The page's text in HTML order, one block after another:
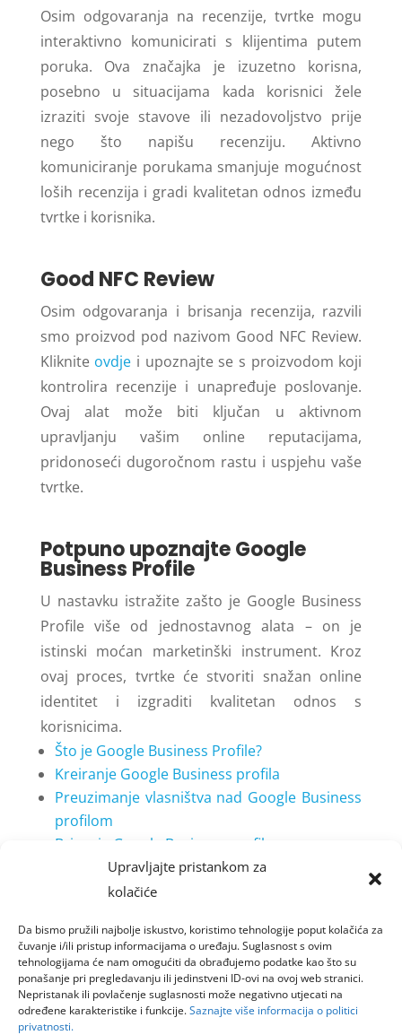
Upravljajte pristankom za
kolačiće
Da bismo pružili najbolje iskustvo, koristimo tehnologije poput kolačića za
čuvanje i/ili pristup informacijama o uređaju. Suglasnost s ovim
tehnologijama će nam omogućiti da obrađujemo podatke kao što su
ponašanje pri pregledavanju ili jedinstveni ID-ovi na ovoj web stranici.
Nepristanak ili povlačenje suglasnosti može negativno utjecati na
određene karakteristike i funkcije.Saznajte više informacija o politici
privatnosti.
Osim odgovaranja na recenzije, tvrtke mogu
interaktivno komunicirati s klijentima putem
poruka. Ova značajka je izuzetno korisna,
posebno u situacijama kada korisnici žele
izraziti svoje stavove ili nezadovoljstvo prije
nego što napišu recenziju. Aktivno
komuniciranje porukama smanjuje mogućnost
loših recenzija i gradi kvalitetan odnos između
tvrtke i korisnika.
Good NFC Review
Osim odgovaranja i brisanja recenzija, razvili
smo proizvod pod nazivom Good NFC Review.
Kliknite ovdje i upoznajte se s proizvodom koji
kontrolira recenzije i unapređuje poslovanje.
Ovaj alat može biti ključan u aktivnom
upravljanju vašim online reputacijama,
pridonoseći dugoročnom rastu i uspjehu vaše
tvrtke.
Potpuno upoznajte Google
Business Profile
U nastavku istražite zašto je Google Business
Profile više od jednostavnog alata – on je
istinski moćan marketinški instrument. Kroz
ovaj proces, tvrtke će stvoriti snažan online
identitet i izgraditi kvalitetan odnos s
korisnicima.
Što je Google Business Profile?
Kreiranje Google Business profila
Preuzimanje vlasništva nad Google Business
profilom
Brisanje Google Business profila
Odgovaranje na pozitivne Google recenzije
Odgovaranje na negativne Google recenzije
Lažne Google recenzije
Ostale značajke Google Business profila
Što je Recenzija Online